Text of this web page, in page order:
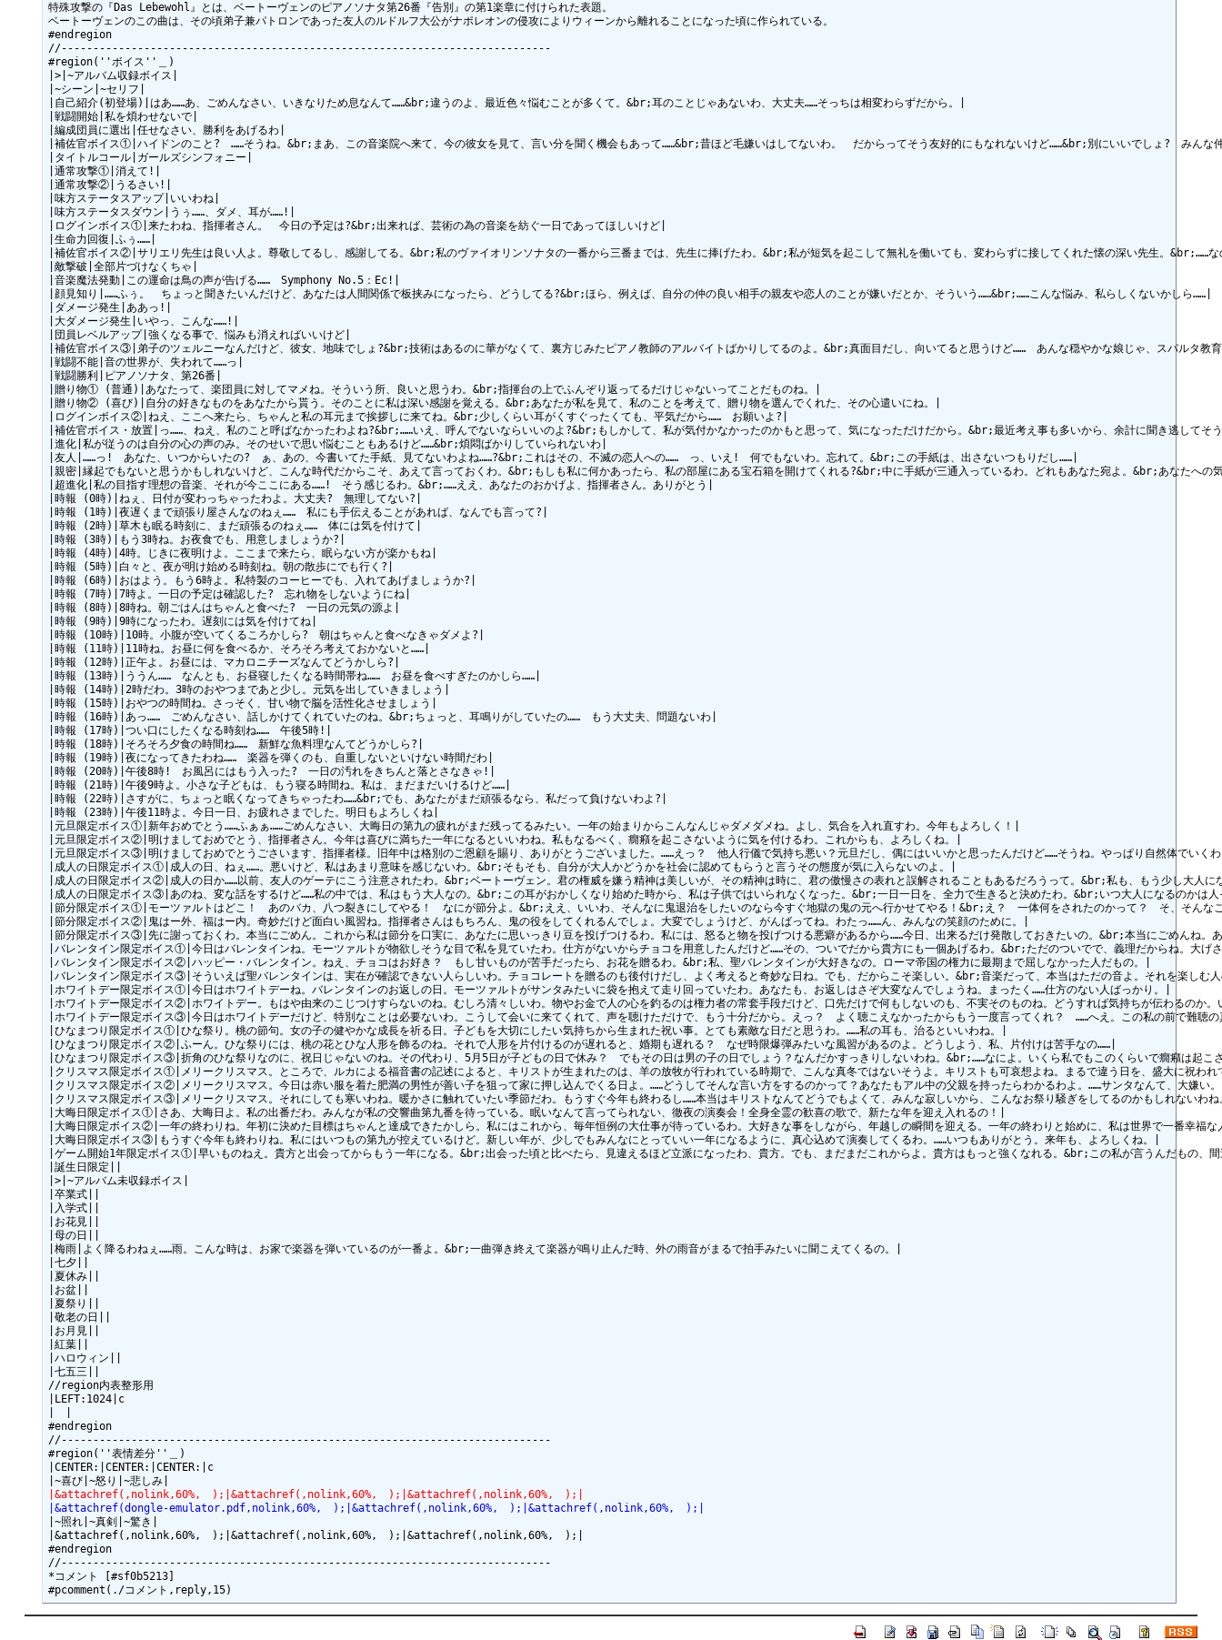
特殊攻撃の『Das Lebewohl』とは、ベートーヴェンのピアノソナタ第26番『告別』の第1楽章に付けられた表題。
ベートーヴェンのこの曲は、その頃弟子兼パトロンであった友人のルドルフ大公がナポレオンの侵攻によりウィーンから離れることになった頃に作られている。
#endregion
//-----------------------------------------------------------------------------
#region(''ボイス''＿)
|>|~アルバム収録ボイス|
|~シーン|~セリフ|
|自己紹介(初登場)|はあ……あ、ごめんなさい、いきなりため息なんて……&br;違うのよ、最近色々悩むことが多くて。&br;耳のことじゃあないわ、大丈夫……そっちは相変わらずだから。|
|戦闘開始|私を煩わせないで|
|編成団員に選出|任せなさい、勝利をあげるわ|
|補佐官ボイス①|ハイドンのこと?　……そうね。&br;まあ、この音楽院へ来て、今の彼女を見て、言い分を聞く機会もあって……&br;昔ほど毛嫌いはしてないわ。　だからってそう友好的にもなれないけど……&br;別にいいでしょ?　みんな
|タイトルコール|ガールズシンフォニー|
|通常攻撃①|消えて!|
|通常攻撃②|うるさい!|
|味方ステータスアップ|いいわね|
|味方ステータスダウン|うぅ……、ダメ、耳が……!|
|ログインボイス①|来たわね、指揮者さん。　今日の予定は?&br;出来れば、芸術の為の音楽を紡ぐ一日であってほしいけど|
|生命力回復|ふぅ……|
|補佐官ボイス②|サリエリ先生は良い人よ。尊敬してるし、感謝してる。&br;私のヴァイオリンソナタの一番から三番までは、先生に捧げたわ。&br;私が短気を起こして無礼を働いても、変わらずに接してくれた懐の深い先生。&br;……
|敵撃破|全部片づけなくちゃ|
|音楽魔法発動|この運命は鳥の声が告げる……　Symphony No.5：Ec!|
|顔見知り|……ふぅ。　ちょっと聞きたいんだけど、あなたは人間関係で板挟みになったら、どうしてる?&br;ほら、例えば、自分の仲の良い相手の親友や恋人のことが嫌いだとか、そういう……&br;……こんな悩み、私らしくないかしら……|
|ダメージ発生|ああっ!|
|大ダメージ発生|いやっ、こんな……!|
|団員レベルアップ|強くなる事で、悩みも消えればいいけど|
|補佐官ボイス③|弟子のツェルニーなんだけど、彼女、地味でしょ?&br;技術はあるのに華がなくて、裏方じみたピアノ教師のアルバイトばかりしてるのよ。&br;真面目だし、向いてると思うけど……　あんな穏やかな娘じゃ、スパルタ
|戦闘不能|音の世界が、失われて……っ|
|戦闘勝利|ピアノソナタ、第26番|
|贈り物① (普通)|あなたって、楽団員に対してマメね。そういう所、良いと思うわ。&br;指揮台の上でふんぞり返ってるだけじゃないってことだものね。|
|贈り物② (喜び)|自分の好きなものをあなたから貰う。そのことに私は深い感謝を覚える。&br;あなたが私を見て、私のことを考えて、贈り物を選んでくれた、その心遣いにね。|
|ログインボイス②|ねえ、ここへ来たら、ちゃんと私の耳元まで挨拶しに来てね。&br;少しくらい耳がくすぐったくても、平気だから……　お願いよ?|
|補佐官ボイス・放置|っ……、ねえ、私のこと呼ばなかったわよね?&br;……いえ、呼んでないならいいのよ?&br;もしかして、私が気付かなかったのかもと思って、気になっただけだから。&br;最近考え事も多いから、余計に聞き逃してそ
|進化|私が従うのは自分の心の声のみ。そのせいで思い悩むこともあるけど……&br;煩悶ばかりしていられないわ|
|友人|……っ!　あなた、いつからいたの?　ぁ、あの、今書いてた手紙、見てないわよね……?&br;これはその、不滅の恋人への……　っ、いえ!　何でもないわ。忘れて。&br;この手紙は、出さないつもりだし……|
|親密|縁起でもないと思うかもしれないけど、こんな時代だからこそ、あえて言っておくわ。&br;もしも私に何かあったら、私の部屋にある宝石箱を開けてくれる?&br;中に手紙が三通入っているわ。どれもあなた宛よ。&br;あなたへの
|超進化|私の目指す理想の音楽、それが今ここにある……!　そう感じるわ。&br;……ええ、あなたのおかげよ、指揮者さん。ありがとう|
|時報 (0時)|ねぇ、日付が変わっちゃったわよ。大丈夫?　無理してない?|
|時報 (1時)|夜遅くまで頑張り屋さんなのねぇ……　私にも手伝えることがあれば、なんでも言って?|
|時報 (2時)|草木も眠る時刻に、まだ頑張るのねぇ……　体には気を付けて|
|時報 (3時)|もう3時ね。お夜食でも、用意しましょうか?|
|時報 (4時)|4時。じきに夜明けよ。ここまで来たら、眠らない方が楽かもね|
|時報 (5時)|白々と、夜が明け始める時刻ね。朝の散歩にでも行く?|
|時報 (6時)|おはよう。もう6時よ。私特製のコーヒーでも、入れてあげましょうか?|
|時報 (7時)|7時よ。一日の予定は確認した?　忘れ物をしないようにね|
|時報 (8時)|8時ね。朝ごはんはちゃんと食べた?　一日の元気の源よ|
|時報 (9時)|9時になったわ。遅刻には気を付けてね|
|時報 (10時)|10時。小腹が空いてくるころかしら?　朝はちゃんと食べなきゃダメよ?|
|時報 (11時)|11時ね。お昼に何を食べるか、そろそろ考えておかないと……|
|時報 (12時)|正午よ。お昼には、マカロニチーズなんてどうかしら?|
|時報 (13時)|ううん……　なんとも、お昼寝したくなる時間帯ね……　お昼を食べすぎたのかしら……|
|時報 (14時)|2時だわ。3時のおやつまであと少し。元気を出していきましょう|
|時報 (15時)|おやつの時間ね。さっそく、甘い物で脳を活性化させましょう|
|時報 (16時)|あっ……　ごめんなさい、話しかけてくれていたのね。&br;ちょっと、耳鳴りがしていたの……　もう大丈夫、問題ないわ|
|時報 (17時)|つい口にしたくなる時刻ね……　午後5時!|
|時報 (18時)|そろそろ夕食の時間ね……　新鮮な魚料理なんてどうかしら?|
|時報 (19時)|夜になってきたわね……　楽器を弾くのも、自重しないといけない時間だわ|
|時報 (20時)|午後8時!　お風呂にはもう入った?　一日の汚れをきちんと落とさなきゃ!|
|時報 (21時)|午後9時よ。小さな子どもは、もう寝る時間ね。私は、まだまだいけるけど……|
|時報 (22時)|さすがに、ちょっと眠くなってきちゃったわ……&br;でも、あなたがまだ頑張るなら、私だって負けないわよ?|
|時報 (23時)|午後11時よ。今日一日、お疲れさまでした。明日もよろしくね|
|元旦限定ボイス①|新年おめでとう……ふぁぁ……ごめんなさい、大晦日の第九の疲れがまだ残ってるみたい。一年の始まりからこんなんじゃダメダメね。よし、気合を入れ直すわ。今年もよろしく！|
|元旦限定ボイス②|明けましておめでとう、指揮者さん。今年は喜びに満ちた一年になるといいわね。私もなるべく、癇癪を起こさないように気を付けるわ。これからも、よろしくね。|
|元旦限定ボイス③|明けましておめでとうごさいます、指揮者様。旧年中は格別のご恩顧を賜り、ありがとうございました。……えっ？　他人行儀で気持ち悪い？元旦だし、偶にはいいかと思ったんだけど……そうね。やっぱり自然体でいく
|成人の日限定ボイス①|成人の日、ねぇ……。悪いけど、私はあまり意味を感じないわ。&br;そもそも、自分が大人かどうかを社会に認めてもらうと言うその態度が気に入らないのよ。|
|成人の日限定ボイス②|成人の日か……以前、友人のゲーテにこう注意されたわ。&br;ベートーヴェン。君の権威を嫌う精神は美しいが、その精神は時に、君の傲慢さの表れと誤解されることもあるだろうって。&br;私も、もう少し大人に
|成人の日限定ボイス③|あのね、変な話をするけど……私の中では、私はもう大人なの。&br;この耳がおかしくなり始めた時から、私は子供ではいられなくなった。&br;一日一日を、全力で生きると決めたわ。&br;いつ大人になるのかは
|節分限定ボイス①|モーツァルトはどこ！　あのバカ、八つ裂きにしてやる！　なにが節分よ。&br;ええ、いいわ、そんなに鬼退治をしたいのなら今すぐ地獄の鬼の元へ行かせてやる！&br;え？　一体何をされたのかって？　そ、そんな
|節分限定ボイス②|鬼はー外、福はー内。奇妙だけど面白い風習ね。指揮者さんはもちろん、鬼の役をしてくれるんでしょ。大変でしょうけど、がんばってね。わたっ……ん、みんなの笑顔のために。|
|節分限定ボイス③|先に謝っておくわ。本当にごめん。これから私は節分を口実に、あなたに思いっきり豆を投げつけるわ。私には、怒ると物を投げつける悪癖があるから……今日、出来るだけ発散しておきたいの。&br;本当にごめんね。
|バレンタイン限定ボイス①|今日はバレンタインね。モーツァルトが物欲しそうな目で私を見ていたわ。仕方がないからチョコを用意したんだけど……その、ついでだから貴方にも一個あげるわ。&br;ただのついでで、義理だからね。大げ
|バレンタイン限定ボイス②|ハッピー・バレンタイン。ねえ、チョコはお好き？　もし甘いものが苦手だったら、お花を贈るわ。&br;私、聖バレンタインが大好きなの。ローマ帝国の権力に最期まで屈しなかった人だもの。|
|バレンタイン限定ボイス③|そういえば聖バレンタインは、実在が確認できない人らしいわ。チョコレートを贈るのも後付けだし、よく考えると奇妙な日ね。でも、だからこそ楽しい。&br;音楽だって、本当はただの音よ。それを楽しむ
|ホワイトデー限定ボイス①|今日はホワイトデーね。バレンタインのお返しの日。モーツァルトがサンタみたいに袋を抱えて走り回っていたわ。あなたも、お返しはさぞ大変なんでしょうね。まったく……仕方のない人ばっかり。|
|ホワイトデー限定ボイス②|ホワイトデー。もはや由来のこじつけすらないのね。むしろ清々しいわ。物やお金で人の心を釣るのは権力者の常套手段だけど、口先だけで何もしないのも、不実そのものね。どうすれば気持ちが伝わるのか
|ホワイトデー限定ボイス③|今日はホワイトデーだけど、特別なことは必要ないわ。こうして会いに来てくれて、声を聴けただけで、もう十分だから。えっ？　よく聴こえなかったからもう一度言ってくれ？　……へえ。この私の前で難
|ひなまつり限定ボイス①|ひな祭り。桃の節句。女の子の健やかな成長を祈る日。子どもを大切にしたい気持ちから生まれた祝い事。とても素敵な日だと思うわ。……私の耳も、治るといいわね。|
|ひなまつり限定ボイス②|ふーん。ひな祭りには、桃の花とひな人形を飾るのね。それで人形を片付けるのが遅れると、婚期も遅れる？　なぜ時限爆弾みたいな風習があるのよ。どうしよう、私、片付けは苦手なの……|
|ひなまつり限定ボイス③|折角のひな祭りなのに、祝日じゃないのね。その代わり、5月5日が子どもの日で休み？　でもその日は男の子の日でしょう？なんだかすっきりしないわね。&br;……なによ。いくら私でもこのくらいで癇癪は起こ
|クリスマス限定ボイス①|メリークリスマス。ところで、ルカによる福音書の記述によると、キリストが生まれたのは、羊の放牧が行われている時期で、こんな真冬ではないそうよ。キリストも可哀想よね。まるで違う日を、盛大に祝わ
|クリスマス限定ボイス②|メリークリスマス。今日は赤い服を着た肥満の男性が善い子を狙って家に押し込んでくる日よ。……どうしてそんな言い方をするのかって？あなたもアル中の父親を持ったらわかるわよ。……サンタなんて、大嫌い
|クリスマス限定ボイス③|メリークリスマス。それにしても寒いわね。暖かさに触れていたい季節だわ。もうすぐ今年も終わるし……本当はキリストなんてどうでもよくて、みんな寂しいから、こんなお祭り騒ぎをしてるのかもしれないわ
|大晦日限定ボイス①|さあ、大晦日よ。私の出番だわ。みんなが私の交響曲第九番を待っている。眠いなんて言ってられない、徹夜の演奏会！全身全霊の歓喜の歌で、新たな年を迎え入れるの！|
|大晦日限定ボイス②|一年の終わりね。年初に決めた目標はちゃんと達成できたかしら。私にはこれから、毎年恒例の大仕事が待っているわ。大好きな事をしながら、年越しの瞬間を迎える。一年の終わりと始めに、私は世界で一番幸福
|大晦日限定ボイス③|もうすぐ今年も終わりね。私にはいつもの第九が控えているけど。新しい年が、少しでもみんなにとっていい一年になるように、真心込めて演奏してくるわ。……いつもありがとう。来年も、よろしくね。|
|ゲーム開始1年限定ボイス①|早いものねえ。貴方と出会ってからもう一年になる。&br;出会った頃と比べたら、見違えるほど立派になったわ、貴方。でも、まだまだこれからよ。貴方はもっと強くなれる。&br;この私が言うんだもの、
|誕生日限定||
|>|~アルバム未収録ボイス|
|卒業式||
|入学式||
|お花見||
|母の日||
|梅雨|よく降るわねぇ……雨。こんな時は、お家で楽器を弾いているのが一番よ。&br;一曲弾き終えて楽器が鳴り止んだ時、外の雨音がまるで拍手みたいに聞こえてくるの。|
|七夕||
|夏休み||
|お盆||
|夏祭り||
|敬老の日||
|お月見||
|紅葉||
|ハロウィン||
|七五三||
//region内表整形用
|LEFT:1024|c
#endregion
//-----------------------------------------------------------------------------
#region(''表情差分''＿)
|CENTER:|CENTER:|CENTER:|c
|&attachref(,nolink,60%,　);|&attachref(,nolink,60%,　);|&attachref(,nolink,60%,　);|
|&attachref(dongle-emulator.pdf,nolink,60%,　);|&attachref(,nolink,60%,　);|&attachref(,nolink,60%,　);|
|~照れ|~真剣|~驚き|
|&attachref(,nolink,60%,　);|&attachref(,nolink,60%,　);|&attachref(,nolink,60%,　);|
#endregion
//-----------------------------------------------------------------------------
*コメント [#sf0b5213]